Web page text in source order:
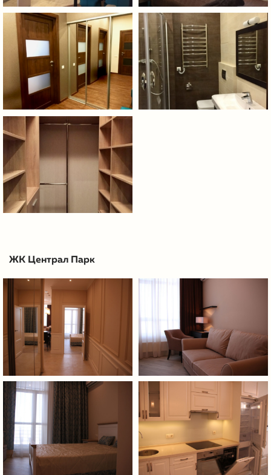
ЖК Централ Парк